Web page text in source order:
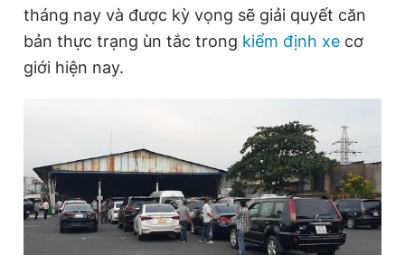
tháng nay và được kỳ vọng sẽ giải quyết căn
bản thực trạng ùn tắc trong kiểm định xe cơ
giới hiện nay.